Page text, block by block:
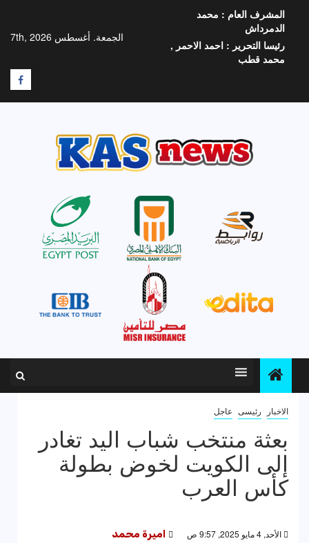
المحتوى
الجمعة. أغسطس 7th, 2026
المشرف العام : محمد
الدمرداش
رئيسا التحرير : احمد الاحمر ,
محمد قطب
F
الاخبار رئيسى عاجل
بعثة منتخب شباب اليد تغادر
إلى الكويت لخوض بطولة
كأس العرب
الأحد, 4 مايو 2025, 9:57 ص اميرة محمد